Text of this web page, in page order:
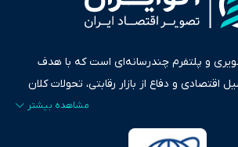
و پلتفرم چندرسانه‌ای است که با هدف
اقتصادی و دفاع از بازار رقابتی، تحولات کلان
ویدیو، پادکست، متن و گزارش‌های تحلیلی
به عنوان منبعی دقیق و قابل اعتماد، فراتر از